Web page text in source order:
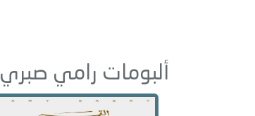
ألبومات رامي صبري